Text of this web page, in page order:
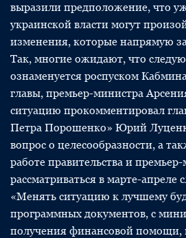
выразили предположение, что
украинской власти могут
изменения, которые напрямую
Так, многие ожидают, что
ознаменуется роспуском
главы, премьер-министра
ситуацию прокомментировал
Петра Порошенко» Юрий
вопрос о целесообразности, а
работе правительства и
рассматриваться в марте-апреле
«Менять ситуацию к лучшему
программных документов, с
получения финансовой помощи,